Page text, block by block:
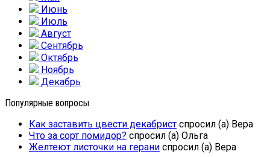
Июнь
Июль
Август
Сентябрь
Октябрь
Ноябрь
Декабрь
Популярные вопросы
Как заставить цвести декабрист спросил (а) Вера
Что за сорт помидор? спросил (а) Ольга
Желтеют листочки на герани спросил (а) Вера